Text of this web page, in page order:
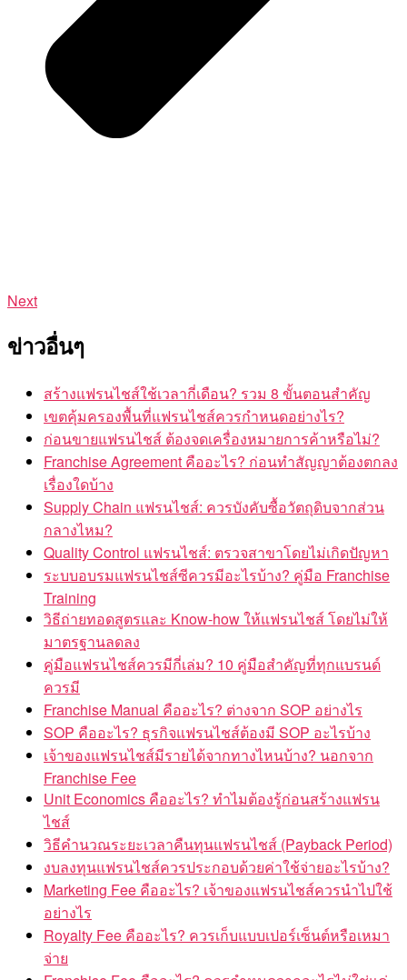
Next
ข่าวอื่นๆ
สร้างแฟรนไชส์ใช้เวลากี่เดือน? รวม 8 ขั้นตอนสำคัญ
เขตคุ้มครองพื้นที่แฟรนไชส์ควรกำหนดอย่างไร?
ก่อนขายแฟรนไชส์ ต้องจดเครื่องหมายการค้าหรือไม่?
Franchise Agreement คืออะไร? ก่อนทำสัญญาต้องตกลง
เรื่องใดบ้าง
Supply Chain แฟรนไชส์: ควรบังคับซื้อวัตถุดิบจากส่วน
กลางไหม?
Quality Control แฟรนไชส์: ตรวจสาขาโดยไม่เกิดปัญหา
ระบบอบรมแฟรนไชส์ซีควรมีอะไรบ้าง? คู่มือ Franchise
Training
วิธีถ่ายทอดสูตรและ Know-how ให้แฟรนไชส์ โดยไม่ให้
มาตรฐานลดลง
คู่มือแฟรนไชส์ควรมีกี่เล่ม? 10 คู่มือสำคัญที่ทุกแบรนด์
ควรมี
Franchise Manual คืออะไร? ต่างจาก SOP อย่างไร
SOP คืออะไร? ธุรกิจแฟรนไชส์ต้องมี SOP อะไรบ้าง
เจ้าของแฟรนไชส์มีรายได้จากทางไหนบ้าง? นอกจาก
Franchise Fee
Unit Economics คืออะไร? ทำไมต้องรู้ก่อนสร้างแฟรน
ไชส์
วิธีคำนวณระยะเวลาคืนทุนแฟรนไชส์ (Payback Period)
งบลงทุนแฟรนไชส์ควรประกอบด้วยค่าใช้จ่ายอะไรบ้าง?
Marketing Fee คืออะไร? เจ้าของแฟรนไชส์ควรนำไปใช้
อย่างไร
Royalty Fee คืออะไร? ควรเก็บแบบเปอร์เซ็นต์หรือเหมา
จ่าย